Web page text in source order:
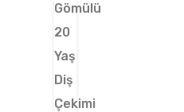
Gömülü
20
Yaş
Diş
Çekimi